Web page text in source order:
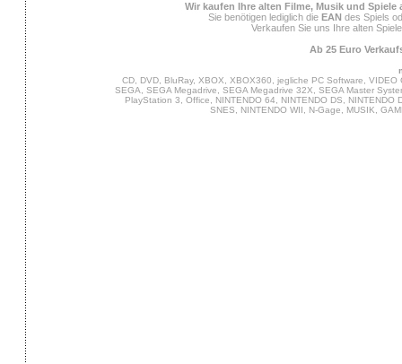
Wir kaufen Ihre alten Filme, Musik und Spiele
Sie benötigen lediglich die EAN des Spiels
Verkaufen Sie uns Ihre alten
Ab 25 Euro
CD, DVD, BluRay, XBOX, XBOX360, jegliche PC Software,
SEGA, SEGA Megadrive, SEGA Megadrive 32X, SEGA Master
PlayStation 3, Office, NINTENDO 64, NINTENDO DS,
SNES, NINTENDO WII, N-Gage, MUSIK,